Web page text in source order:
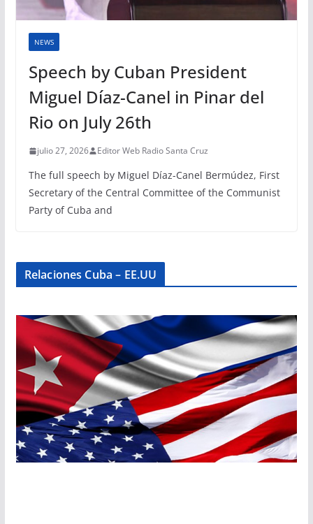
NEWS
Speech by Cuban President
Miguel Díaz-Canel in Pinar del
Rio on July 26th
julio 27, 2026 Editor Web Radio Santa Cruz
The full speech by Miguel Díaz-Canel Bermúdez, First
Secretary of the Central Committee of the Communist
Party of Cuba and
Relaciones Cuba – EE.UU